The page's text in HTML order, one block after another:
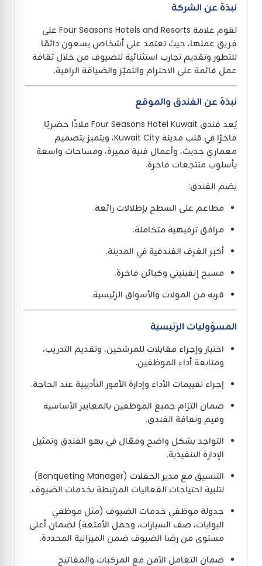
نبذة عن الشركة
تقوم علامة Four Seasons Hotels and Resorts على
فريق عملها، حيث تعتمد على أشخاص يسعون دائمًا
للتطور وتقديم تجارب استثنائية للضيوف من خلال ثقافة
عمل قائمة على الاحترام والتميّز والضيافة الراقية.
نبذة عن الفندق والموقع
يُعد فندق Four Seasons Hotel Kuwait ملاذًا حضريًا
فاخرًا في قلب مدينة Kuwait City، ويتميز بتصميم
معماري حديث، وأعمال فنية مميزة، ومساحات واسعة
بأسلوب منتجعات فاخرة.
يضم الفندق:
مطاعم على السطح بإطلالات رائعة.
مرافق ترفيهية متكاملة.
أكبر الغرف الفندقية في المدينة.
مسبح إنفينيتي وكبائن فاخرة.
قربه من المولات والأسواق الرئيسية.
المسؤوليات الرئيسية
اختيار وإجراء مقابلات للمرشحين، وتقديم التدريب،
ومتابعة أداء الموظفين.
إجراء تقييمات الأداء وإدارة الأمور التأديبية عند الحاجة.
ضمان التزام جميع الموظفين بالمعايير الأساسية
وقيم وثقافة الفندق.
التواجد بشكل واضح وفعّال في بهو الفندق وتمثيل
الإدارة التنفيذية.
التنسيق مع مدير الحفلات (Banqueting Manager)
لتلبية احتياجات الفعاليات المرتبطة بخدمات الضيوف.
جدولة موظفي خدمات الضيوف (مثل موظفي
البوابات، صف السيارات، وحمل الأمتعة) لضمان أعلى
مستوى من رضا الضيوف ضمن الميزانية المحددة.
ضمان التعامل الآمن مع المركبات والمفاتيح